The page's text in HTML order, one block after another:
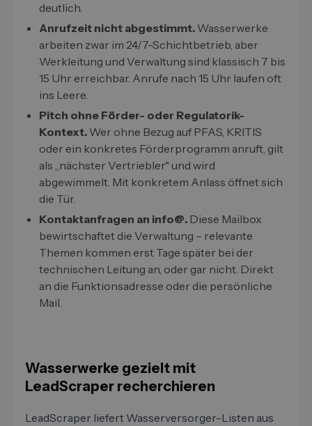
deutlich.
Anrufzeit nicht abgestimmt. Wasserwerke
arbeiten zwar im 24/7-Schichtbetrieb, aber
Werkleitung und Verwaltung sind klassisch 7 bis
15 Uhr erreichbar. Anrufe nach 15 Uhr laufen oft
ins Leere.
Pitch ohne Förder- oder Regulatorik-
Kontext. Wer ohne Bezug auf PFAS, KRITIS
oder ein konkretes Förderprogramm anruft, gilt
als „nächster Vertriebler" und wird
abgewimmelt. Mit konkretem Anlass öffnet sich
die Tür.
Kontaktanfragen an info@. Diese Mailbox
bewirtschaftet die Verwaltung – relevante
Themen kommen erst Tage später bei der
technischen Leitung an, oder gar nicht. Direkt
an die Funktionsadresse oder die persönliche
Mail.
Wasserwerke gezielt mit
LeadScraper recherchieren
LeadScraper liefert Wasserversorger-Listen aus